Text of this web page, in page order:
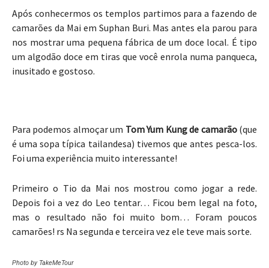
Após conhecermos os templos partimos para a fazendo de
camarões da Mai em Suphan Buri. Mas antes ela parou para
nos mostrar uma pequena fábrica de um doce local. É tipo
um algodão doce em tiras que você enrola numa panqueca,
inusitado e gostoso.
Para podemos almoçar um Tom Yum Kung de camarão(que
é uma sopa típica tailandesa) tivemos que antes pesca-los.
Foi uma experiência muito interessante!
Primeiro o Tio da Mai nos mostrou como jogar a rede.
Depois foi a vez do Leo tentar… Ficou bem legal na foto,
mas o resultado não foi muito bom… Foram poucos
camarões! rs Na segunda e terceira vez ele teve mais sorte.
Photo by TakeMeTour